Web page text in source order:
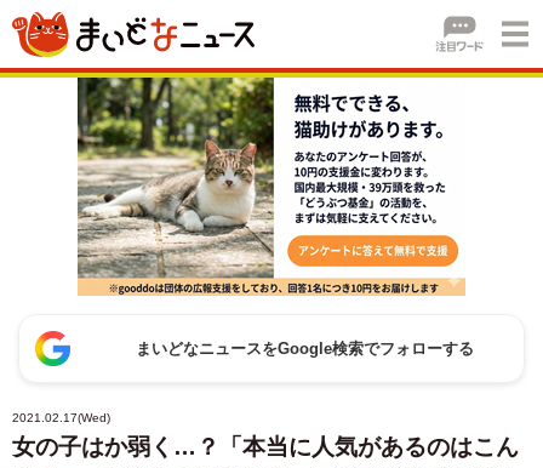
まいどなニュースをGoogle検索でフォローする
2021.02.17(Wed)
女の子はか弱く…？「本当に人気があるのはこん